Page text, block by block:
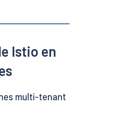
Istio en
multi-tenant